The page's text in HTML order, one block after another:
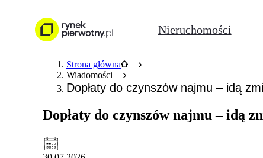
Nieruchomości
Strona główna
Wiadomości
Dopłaty do czynszów najmu – idą
Dopłaty do czynszów najmu – idą